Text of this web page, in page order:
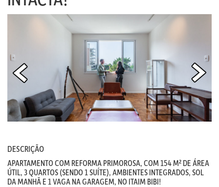
DESCRIÇÃO
APARTAMENTO COM REFORMA PRIMOROSA, COM 154 M² DE ÁREA
ÚTIL, 3 QUARTOS (SENDO 1 SUÍTE), AMBIENTES INTEGRADOS, SOL
DA MANHÃ E 1 VAGA NA GARAGEM, NO ITAIM BIBI!